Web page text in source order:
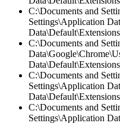
C:\Documents and
Settings\Application
C:\Documents and
C:\Documents and
Settings\Application
C:\Documents and
Settings\Application